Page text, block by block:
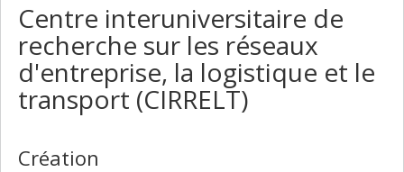
Centre interuniversitaire de
recherche sur les réseaux
d'entreprise, la logistique et le
transport (CIRRELT)
Création